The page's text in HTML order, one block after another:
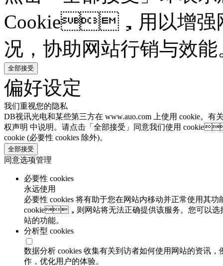
Cookie，用以增强网
况，协助网站行销与效
全部接受
偏好设定
我们重视您的隐私
DB视讯光电和某些第三方在 www.auo.com 上使用 cookie。有关
权声明 中说明。请点击「全部接受」同意我们使用
cookie (必要性 cookies 除外)。
全部接受
同意选项管理
必要性 cookies
永远使用
必要性 cookies 将有助于您在网站内移动并正常使用其功能
cookie，则网站将无法正确提供该服务。您可以
站的功能。
分析型 cookies
数据分析 cookies 收集有关到访者如何使用网站的资讯
作，优化用户的体验。